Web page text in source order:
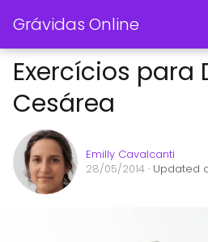
Grávidas Online
Exercícios para
Cesárea
Emilly Cavalcanti
28/05/2014 · Updated